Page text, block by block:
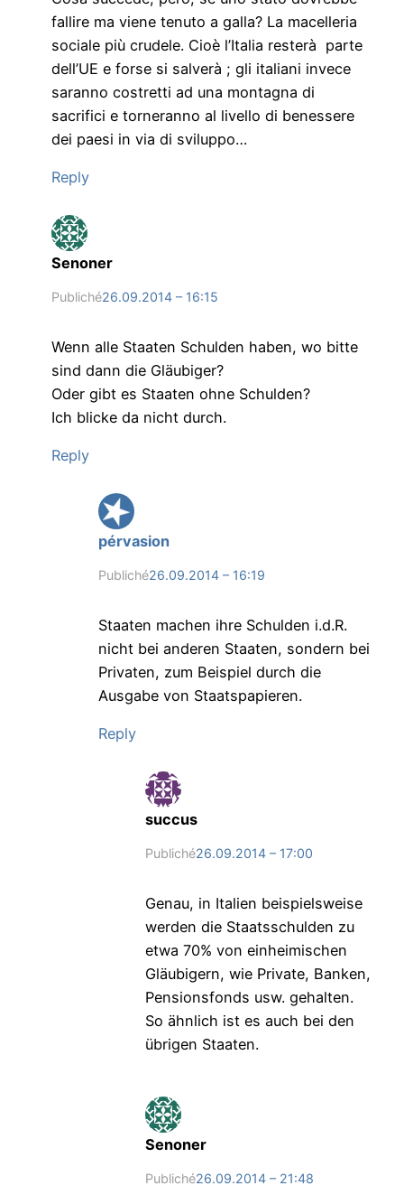
fallire ma viene tenuto a galla? La macelleria
sociale più crudele. Cioè l’Italia resterà parte
dell’UE e forse si salverà ; gli italiani invece
saranno costretti ad una montagna di
sacrifici e torneranno al livello di benessere
dei paesi in via di sviluppo…
Reply
Senoner
Publiché26.09.2014 – 16:15
Wenn alle Staaten Schulden haben, wo bitte
sind dann die Gläubiger?
Oder gibt es Staaten ohne Schulden?
Ich blicke da nicht durch.
Reply
pérvasion
Publiché26.09.2014 – 16:19
Staaten machen ihre Schulden i.d.R.
nicht bei anderen Staaten, sondern bei
Privaten, zum Beispiel durch die
Ausgabe von Staatspapieren.
Reply
succus
Publiché26.09.2014 – 17:00
Genau, in Italien beispielsweise
werden die Staatsschulden zu
etwa 70% von einheimischen
Gläubigern, wie Private, Banken,
Pensionsfonds usw. gehalten.
So ähnlich ist es auch bei den
übrigen Staaten.
Senoner
Publiché26.09.2014 – 21:48